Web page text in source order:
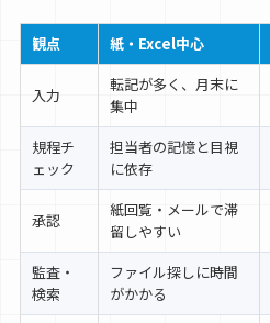
観点 紙・Excel中心
入力
転記が多く、月末に
集中
規程チ
ェック
担当者の記憶と目視
に依存
承認
紙回覧・メールで滞
留しやすい
監査・
検索
ファイル探しに時間
がかかる